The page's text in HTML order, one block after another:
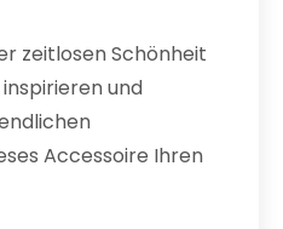
zeitlosen Schönheit
und
Accessoire Ihren